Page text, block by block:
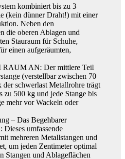
kombiniert bis zu 3
(kein dünner Draht!) mit einer
Neben den
die oberen Ablagen und
Stauraum für Schuhe,
einen aufgeräumten,
AN: Der mittlere Teil
(verstellbar zwischen 70
schwerlast Metallrohre trägt
zu 500 kg und jede Stange bis
mehr vor Wackeln oder
– Das Begehbarer
umfassende
mehreren Metallstangen und
um jeden Zentimeter optimal
Stangen und Ablageflächen